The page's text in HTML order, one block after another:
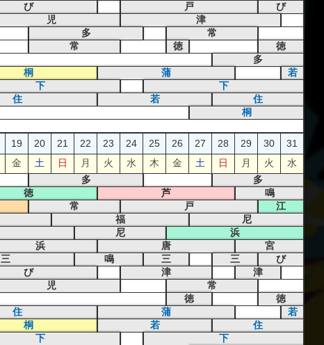
び 戸
び
児
津
多
常
常 徳
徳
多
桐 蒲
若
下
下
住 若
住
桐
19 20 21 22 23 24 25 26 27 28 29 30
31
金 土 日 月 火 水 木 金 土 日 月 火 水
多 多
徳 芦
鳴
常 戸
江
福
尼
尼
浜
浜 唐
宮
三 鳴 三 三
び
び 津
津
児
常
徳 徳
住 蒲
若
桐 若
住
下
下